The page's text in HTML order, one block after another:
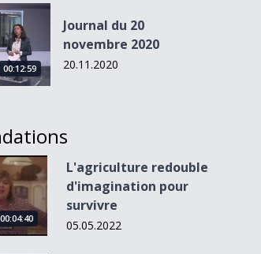
2020
00:12:59
Journal du 20
novembre 2020
20.11.2020
redouble d&#039;imagination pour
00:04:40
L'agriculture redouble
d'imagination pour
survivre
05.05.2022